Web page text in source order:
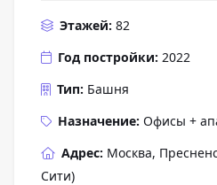
Этажей: 82
Год постройки: 2022
Тип: Башня
Назначение: Офисы +
Адрес: Москва,
Сити)